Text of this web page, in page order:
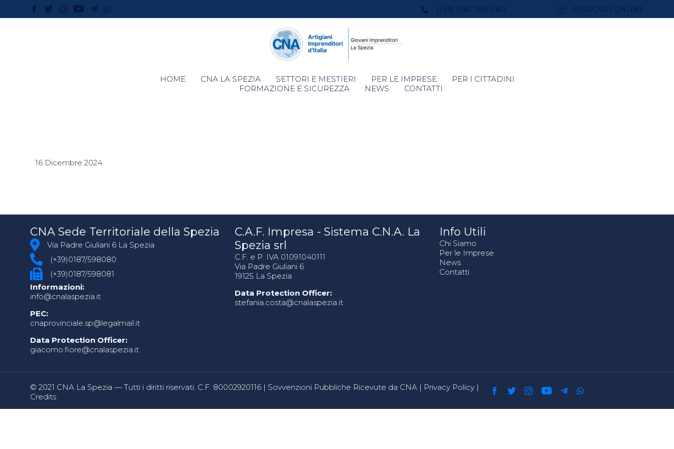
(+39) 0187 598 080 ASSOCIATI ONLINE
Skip
to
HOME CNA LA SPEZIA SETTORI E MESTIERI PER LE IMPRESE
PER I CITTADINI
FORMAZIONE E SICUREZZA
NEWS CONTATTI
16 Dicembre 2024
CNA Sede Territoriale della Spezia
Via Padre Giuliani 6 La Spezia
(+39)0187/598080
(+39)0187/598081
Informazioni:
info@cnalaspezia.it
PEC:
cnaprovinciale.sp@legalmail.it
Data Protection Officer:
giacomo.fiore@cnalaspezia.it
C.A.F. Impresa - Sistema C.N.A. La
Spezia srl
C.F. e P. IVA 01091040111
Via Padre Giuliani 6
19125 La Spezia
Data Protection Officer:
stefania.costa@cnalaspezia.it
Info Utili
Chi Siamo
Per le Imprese
News
Contatti
© 2021 CNA La Spezia — Tutti i diritti riservati. C.F. 80002920116 | Sovvenzioni Pubbliche Ricevute da CNA | Privacy Policy |
Credits